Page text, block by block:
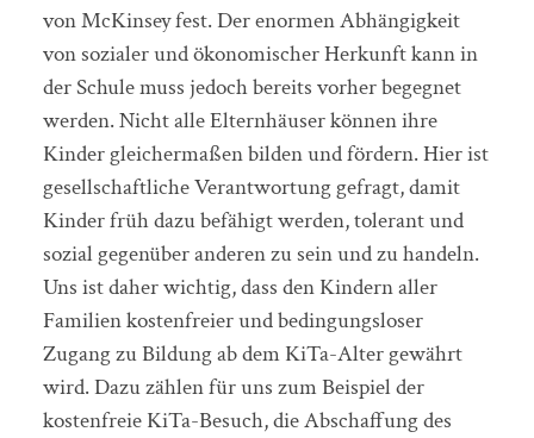
von McKinsey fest. Der enormen Abhängigkeit
von sozialer und ökonomischer Herkunft kann in
der Schule muss jedoch bereits vorher begegnet
werden. Nicht alle Elternhäuser können ihre
Kinder gleichermaßen bilden und fördern. Hier ist
gesellschaftliche Verantwortung gefragt, damit
Kinder früh dazu befähigt werden, tolerant und
sozial gegenüber anderen zu sein und zu handeln.
Uns ist daher wichtig, dass den Kindern aller
Familien kostenfreier und bedingungsloser
Zugang zu Bildung ab dem KiTa-Alter gewährt
wird. Dazu zählen für uns zum Beispiel der
kostenfreie KiTa-Besuch, die Abschaffung des